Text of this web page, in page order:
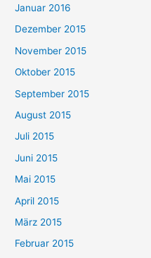
Januar 2016
Dezember 2015
November 2015
Oktober 2015
September 2015
August 2015
Juli 2015
Juni 2015
Mai 2015
April 2015
März 2015
Februar 2015